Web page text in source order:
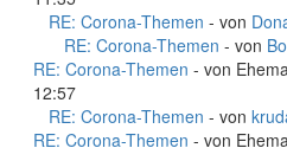
RE: Corona-Themen - von
RE: Corona-Themen - von
RE: Corona-Themen - von
12:57
RE: Corona-Themen - von
RE: Corona-Themen - von